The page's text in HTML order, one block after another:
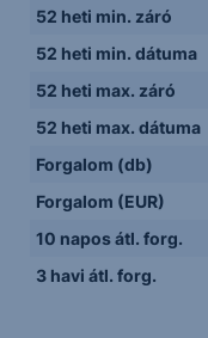
52 heti min. záró
52 heti min. dátuma
52 heti max. záró
52 heti max. dátuma
Forgalom (db)
Forgalom (EUR)
10 napos átl. forg.
3 havi átl. forg.